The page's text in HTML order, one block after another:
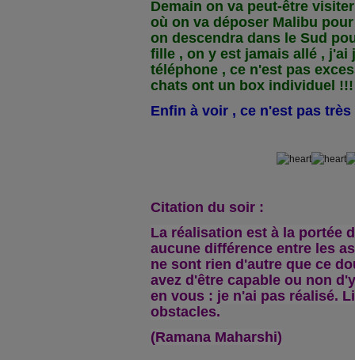
Demain on va peut-être
où on va déposer Malibu
on descendra dans le Sud
fille , on y est jamais allé ,
téléphone , ce n'est pas
chats ont un box individuel !!!
Enfin à voir , ce n'est pas
Citation du soir :
La réalisation est à la portée
aucune différence entre les
ne sont rien d'autre que ce
avez d'être capable ou non
en vous : je n'ai pas réalisé.
obstacles.
(Ramana Maharshi)